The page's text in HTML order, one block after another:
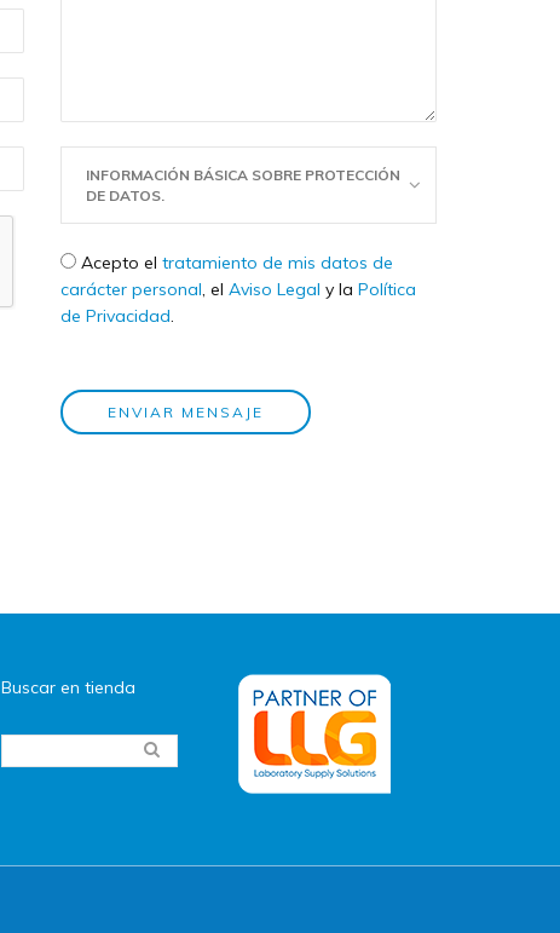
INFORMACIÓN BÁSICA SOBRE PROTECCIÓN
DE DATOS.
Check legal *
Acepto el tratamiento de mis datos de
carácter personal, el Aviso Legal y la Política
de Privacidad.
ENVIAR MENSAJE
Buscar en tienda